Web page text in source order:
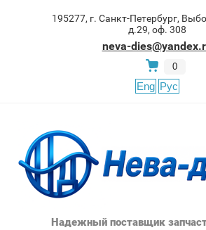
195277, г. Санкт-Петербург,
д.29, оф. 308
neva-
0
Eng Рус
Надежный поставщик